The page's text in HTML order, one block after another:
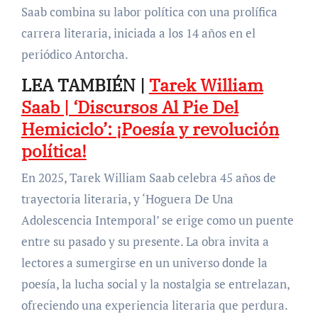
Saab combina su labor política con una prolífica
carrera literaria, iniciada a los 14 años en el
periódico Antorcha.
LEA TAMBIÉN | Tarek William
Saab | ‘Discursos Al Pie Del
Hemiciclo’: ¡Poesía y revolución
política!
En 2025, Tarek William Saab celebra 45 años de
trayectoria literaria, y ‘Hoguera De Una
Adolescencia Intemporal’ se erige como un puente
entre su pasado y su presente. La obra invita a
lectores a sumergirse en un universo donde la
poesía, la lucha social y la nostalgia se entrelazan,
ofreciendo una experiencia literaria que perdura.